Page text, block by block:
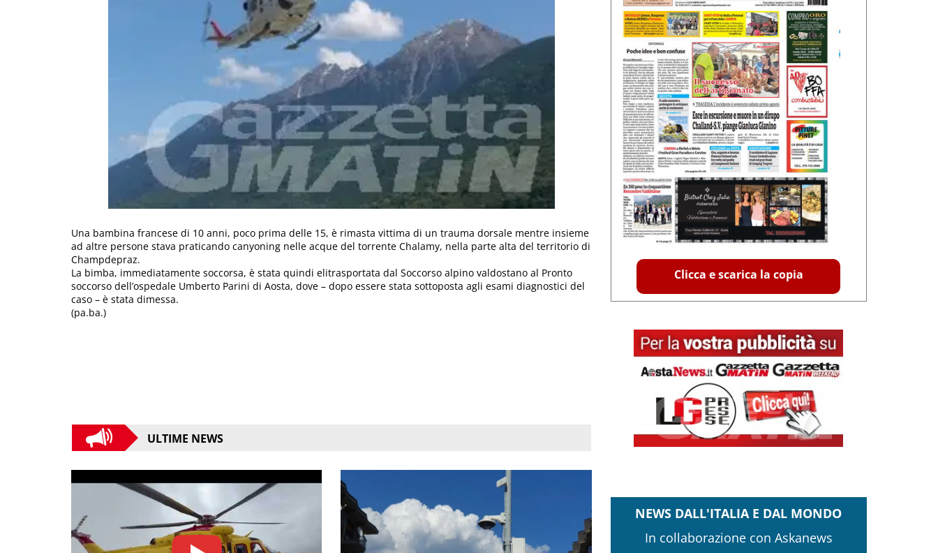
Una bambina francese di 10 anni, poco prima delle 15, è rimasta vittima di un trauma dorsale mentre insieme
ad altre persone stava praticando canyoning nelle acque del torrente Chalamy, nella parte alta del territorio di
Champdepraz.
La bimba, immediatamente soccorsa, è stata quindi elitrasportata dal Soccorso alpino valdostano al Pronto
soccorso dell’ospedale Umberto Parini di Aosta, dove – dopo essere stata sottoposta agli esami diagnostici del
caso – è stata dimessa.
(pa.ba.)
ULTIME NEWS
Clicca e scarica la copia
NEWS DALL'ITALIA E DAL MONDO
In collaborazione con Askanews